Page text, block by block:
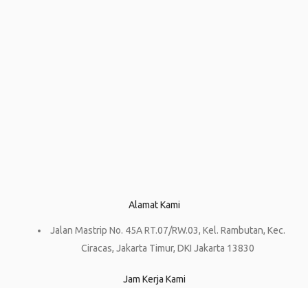
Alamat Kami
Jalan Mastrip No. 45A RT.07/RW.03, Kel. Rambutan, Kec.
Ciracas, Jakarta Timur, DKI Jakarta 13830
Jam Kerja Kami